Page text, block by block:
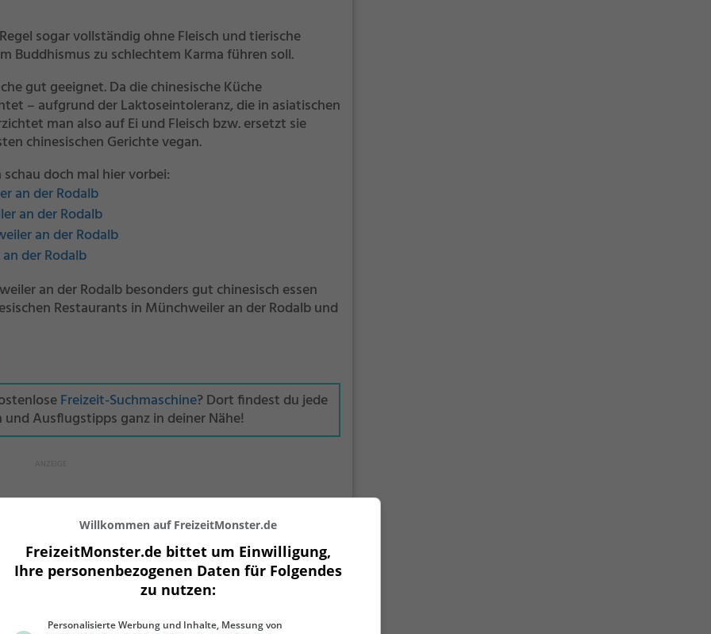
sogar vollständig ohne Fleisch und tierische
Buddhismus zu schlechtem Karma führen soll.
gut geeignet. Da die chinesische Küche
– aufgrund der Laktoseintoleranz, die in asiatischen
man also auf Ei und Fleisch bzw. ersetzt sie
chinesischen Gerichte vegan.
doch mal hier vorbei:
an der Rodalb
an der Rodalb
an der Rodalb
der Rodalb
an der Rodalb besonders gut chinesisch essen
Restaurants in Münchweiler an der Rodalb und
Freizeit-Suchmaschine? Dort findest du jede
Ausflugstipps ganz in deiner Nähe!
4, 66953 Pirmasens
Kaiserpalast in Pirmasens kann man eine Vielfalt an
und asiatischen Spezialitäten genießen. Ob
oder gesund, hier findet man eine große
Willkommen auf FreizeitMonster.de
FreizeitMonster.de bittet um Einwilligung,
Ihre personenbezogenen Daten für Folgendes
zu nutzen:
Personalisierte Werbung und Inhalte, Messung von